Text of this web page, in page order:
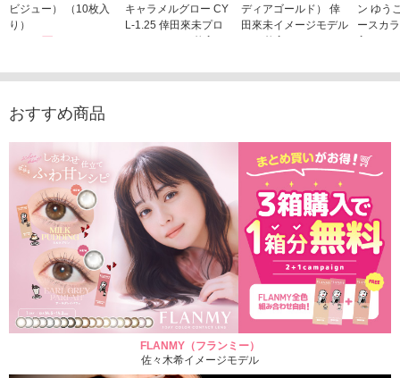
ビジュー） （10枚入
り）
1,760円
キャラメルグロー CY
L-1.25 倖田來未プロ
デュース （10枚入
1,760円(税込)
ディアゴールド） 倖
田來未イメージモデル
（10枚入り）
ン ゆう
ースカ
入り）
おすすめ商品
FLANMY（フランミー）
佐々木希イメージモデル